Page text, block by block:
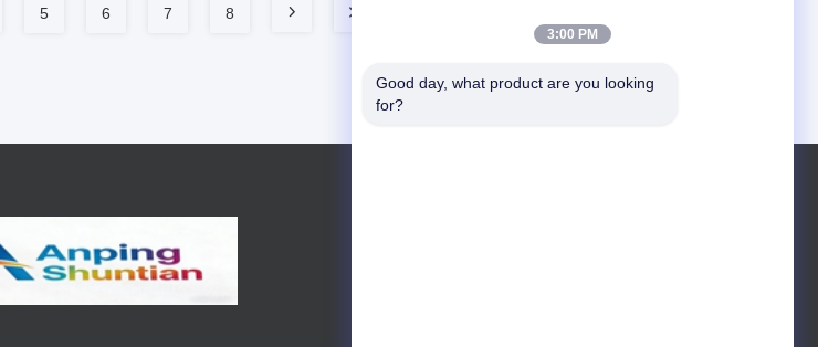
5 6 7 8
3:00 PM
Good day, what product are you looking
for?